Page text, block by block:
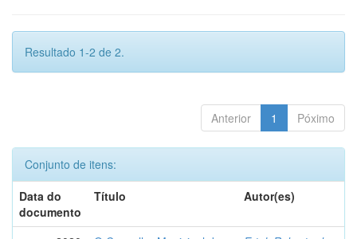
Resultado 1-2 de 2.
Anterior 1 Póximo
Conjunto de itens:
Data do
documento
Título Autor(es)